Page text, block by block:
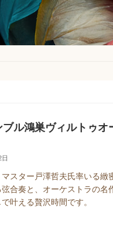
ブル鴻巣ヴィルトゥ
マスター戸澤哲夫氏率いる緻
合奏と、オーケストラの名
叶える贅沢時間です。